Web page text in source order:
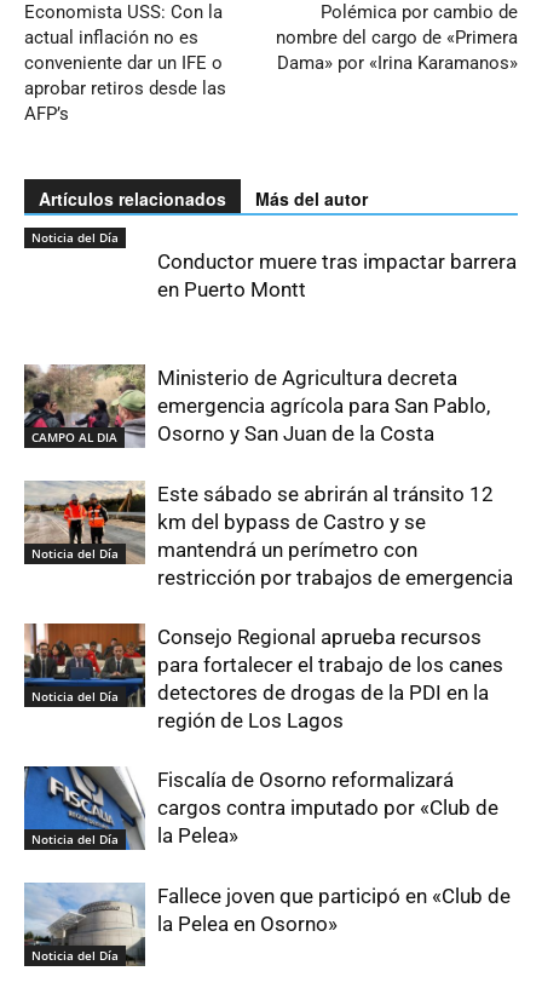
Economista USS: Con la
actual inflación no es
conveniente dar un IFE o
aprobar retiros desde las
AFP’s
Polémica por cambio de
nombre del cargo de «Primera
Dama» por «Irina Karamanos»
Artículos relacionados Más del autor
Noticia del Día
Conductor muere tras impactar barrera
en Puerto Montt
CAMPO AL DIA
Ministerio de Agricultura decreta
emergencia agrícola para San Pablo,
Osorno y San Juan de la Costa
Noticia del Día
Este sábado se abrirán al tránsito 12
km del bypass de Castro y se
mantendrá un perímetro con
restricción por trabajos de emergencia
Noticia del Día
Consejo Regional aprueba recursos
para fortalecer el trabajo de los canes
detectores de drogas de la PDI en la
región de Los Lagos
Noticia del Día
Fiscalía de Osorno reformalizará
cargos contra imputado por «Club de
la Pelea»
Noticia del Día
Fallece joven que participó en «Club de
la Pelea en Osorno»